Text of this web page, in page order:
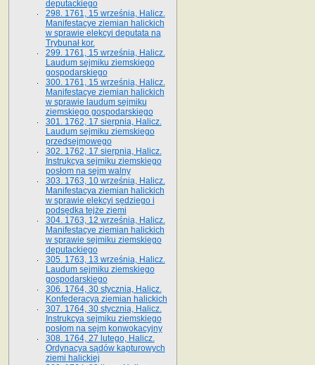
deputackiego
298. 1761, 15 września, Halicz.
Manifestacye ziemian halickich
w sprawie elekcyi deputata na
Trybunał kor.
299. 1761, 15 września, Halicz.
Laudum sejmiku ziemskiego
gospodarskiego
300. 1761, 15 września, Halicz.
Manifestacye ziemian halickich
w sprawie laudum sejmiku
ziemskiego gospodarskiego
301. 1762, 17 sierpnia, Halicz.
Laudum sejmiku ziemskiego
przedsejmowego
302. 1762, 17 sierpnia, Halicz.
Instrukcya sejmiku ziemskiego
posłom na sejm walny
303. 1763, 10 września, Halicz.
Manifestacya ziemian halickich
w sprawie elekcyi sędziego i
podsędka tejże ziemi
304. 1763, 12 września, Halicz.
Manifestacye ziemian halickich
w sprawie sejmiku ziemskiego
deputackiego
305. 1763, 13 września, Halicz.
Laudum sejmiku ziemskiego
gospodarskiego
306. 1764, 30 stycznia, Halicz.
Konfederacya ziemian halickich
307. 1764, 30 stycznia, Halicz.
Instrukcya sejmiku ziemskiego
posłom na sejm konwokacyjny
308. 1764, 27 lutego, Halicz.
Ordynacya sądów kapturowych
ziemi halickiej